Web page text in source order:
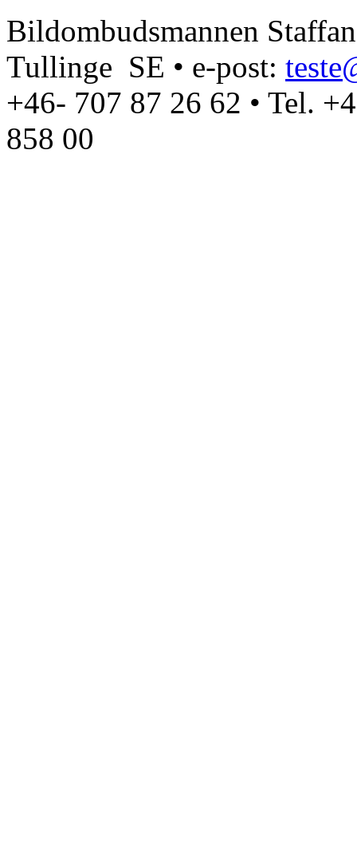
Bildombudsmannen
Tullinge SE • e-post:
+46- 707 87 26 62 • Tel.
858 00